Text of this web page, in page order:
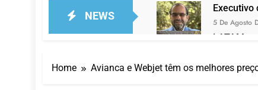
NEWS
Executivo
5 De Agosto
LATAM
Azul
Home Avianca e Webjet têm os melhores